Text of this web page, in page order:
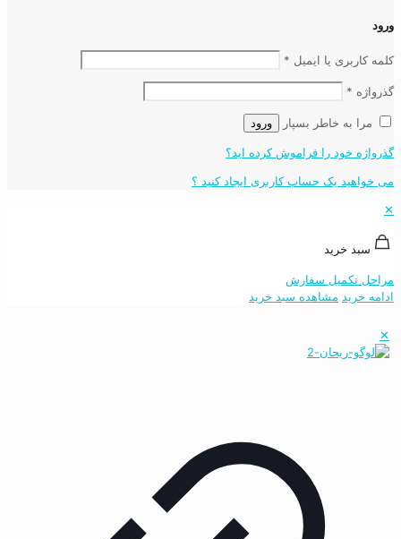
ورود
کلمه کاربری یا ایمیل *
گذرواژه *
مرا به خاطر بسپار ورود
گذرواژه خود را فراموش کرده اید؟
می خواهید یک حساب کاربری ایجاد کنید ؟
✕
سبد خرید
مراحل تکمیل سفارش
ادامه خرید مشاهده سبد خرید
✕